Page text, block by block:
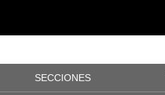
SECCIONES